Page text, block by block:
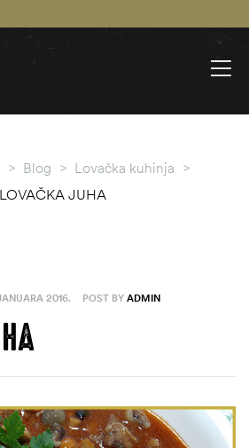
> Blog > Lovačka kuhinja >
LOVAČKA JUHA
2016. POST BY ADMIN